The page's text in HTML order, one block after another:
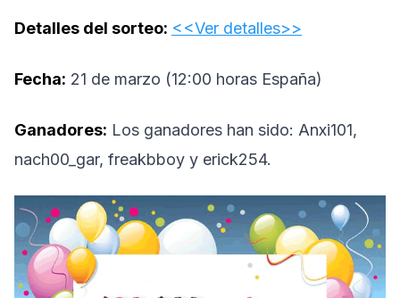
Detalles del sorteo: <<Ver detalles>>
Fecha: 21 de marzo (12:00 horas España)
Ganadores: Los ganadores han sido: Anxi101,
nach00_gar, freakbboy y erick254.